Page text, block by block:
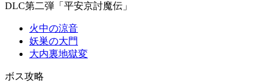
DLC第二弾「平安京討魔伝」
火中の涼音
妖巣の大門
大内裏地獄変
ボス攻略